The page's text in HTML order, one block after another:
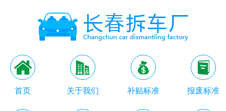
首页 关于我们 补贴标准 报废标准